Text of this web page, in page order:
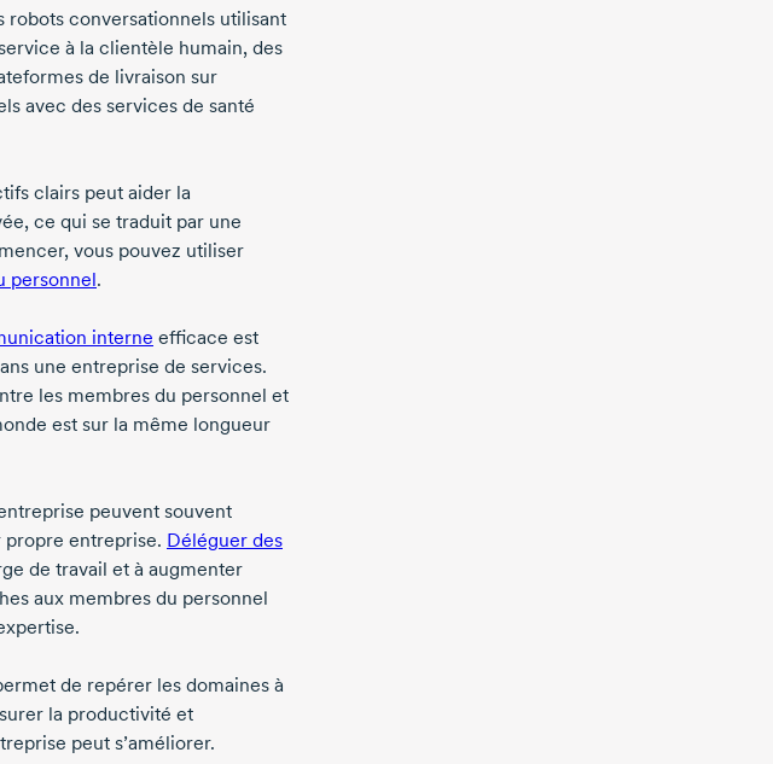
robots conversationnels utilisant
à la clientèle humain, des
de livraison sur
avec des services de santé
clairs peut aider la
ce qui se traduit par une
vous pouvez utiliser
personnel.
interne efficace est
une entreprise de services.
les membres du personnel et
est sur la même longueur
peuvent souvent
propre entreprise. Déléguer des
de travail et à augmenter
aux membres du personnel
de repérer les domaines à
la productivité et
peut s’améliorer.